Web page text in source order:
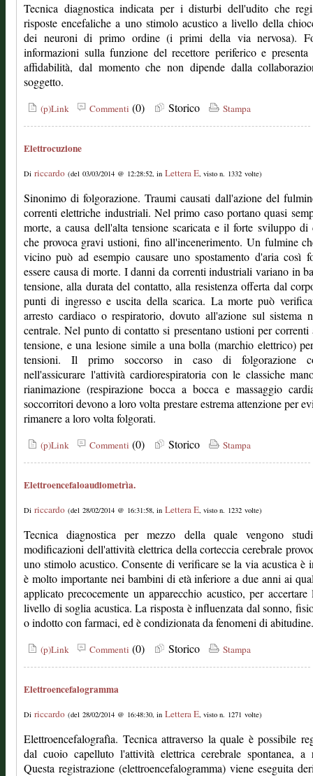
Tecnica diagnostica indicata per i disturbi dell'udito che
risposte encefaliche a uno stimolo acustico a livello della
dei neuroni di primo ordine (i primi della via nervosa).
informazioni sulla funzione del recettore periferico e presenta
affidabilità, dal momento che non dipende dalla
soggetto.
(p)Link Commenti (0) Storico Stampa
Elettrocuzione
Di riccardo (del 03/03/2014 @ 12:28:52, in Lettera E, visto n. 1332 volte)
Sinonimo di folgorazione. Traumi causati dall'azione del
correnti elettriche industriali. Nel primo caso portano quasi
morte, a causa dell'alta tensione scaricata e il forte sviluppo di
che provoca gravi ustioni, fino all'incenerimento. Un fulmine
vicino può ad esempio causare uno spostamento d'aria così
essere causa di morte. I danni da correnti industriali variano in
tensione, alla durata del contatto, alla resistenza offerta dal
punti di ingresso e uscita della scarica. La morte può
arresto cardiaco o respiratorio, dovuto all'azione sul sistema
centrale. Nel punto di contatto si presentano ustioni per correnti
tensione, e una lesione simile a una bolla (marchio elettrico)
tensioni. Il primo soccorso in caso di folgorazione
nell'assicurare l'attività cardiorespiratoria con le classiche
rianimazione (respirazione bocca a bocca e massaggio
soccorritori devono a loro volta prestare estrema attenzione per
rimanere a loro volta folgorati.
(p)Link Commenti (0) Storico Stampa
Elettroencefaloaudiometrìa.
Di riccardo (del 28/02/2014 @ 16:31:58, in Lettera E, visto n. 1232 volte)
Tecnica diagnostica per mezzo della quale vengono
modificazioni dell'attività elettrica della corteccia cerebrale
uno stimolo acustico. Consente di verificare se la via acustica è
è molto importante nei bambini di età inferiore a due anni ai
applicato precocemente un apparecchio acustico, per accertare
livello di soglia acustica. La risposta è influenzata dal sonno,
o indotto con farmaci, ed è condizionata da fenomeni di abitudine.
(p)Link Commenti (0) Storico Stampa
Elettroencefalogramma
Di riccardo (del 28/02/2014 @ 16:48:30, in Lettera E, visto n. 1271 volte)
Elettroencefalografìa. Tecnica attraverso la quale è possibile
dal cuoio capelluto l'attività elettrica cerebrale spontanea, a
Questa registrazione (elettroencefalogramma) viene eseguita